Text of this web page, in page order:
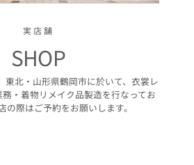
実店舗
SHOP
東北・山形県鶴岡市に於いて、衣裳レ
・着物リメイク品製造を行なってお
の際はご予約をお願いします。